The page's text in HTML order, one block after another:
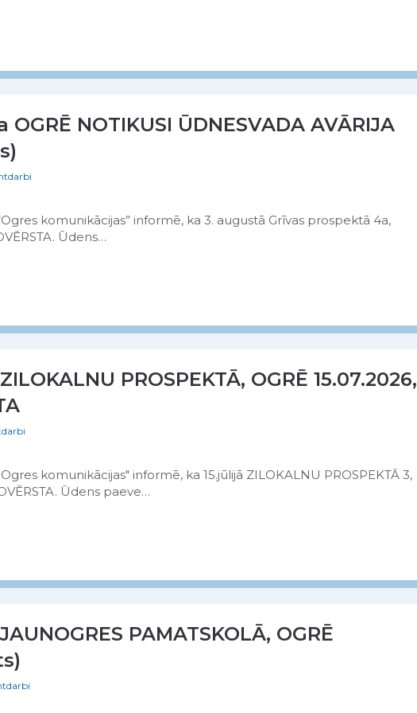
OGRĒ NOTIKUSI ŪDNESVADA AVĀRIJA
komunikācijas” informē, ka 3. augustā Grīvas prospektā 4a,
Ūdens…
PROSPEKTĀ, OGRĒ 15.07.2026,
komunikācijas" informē, ka 15.jūlijā ZILOKALNU PROSPEKTĀ 3,
Ūdens paeve…
PAMATSKOLĀ, OGRĒ